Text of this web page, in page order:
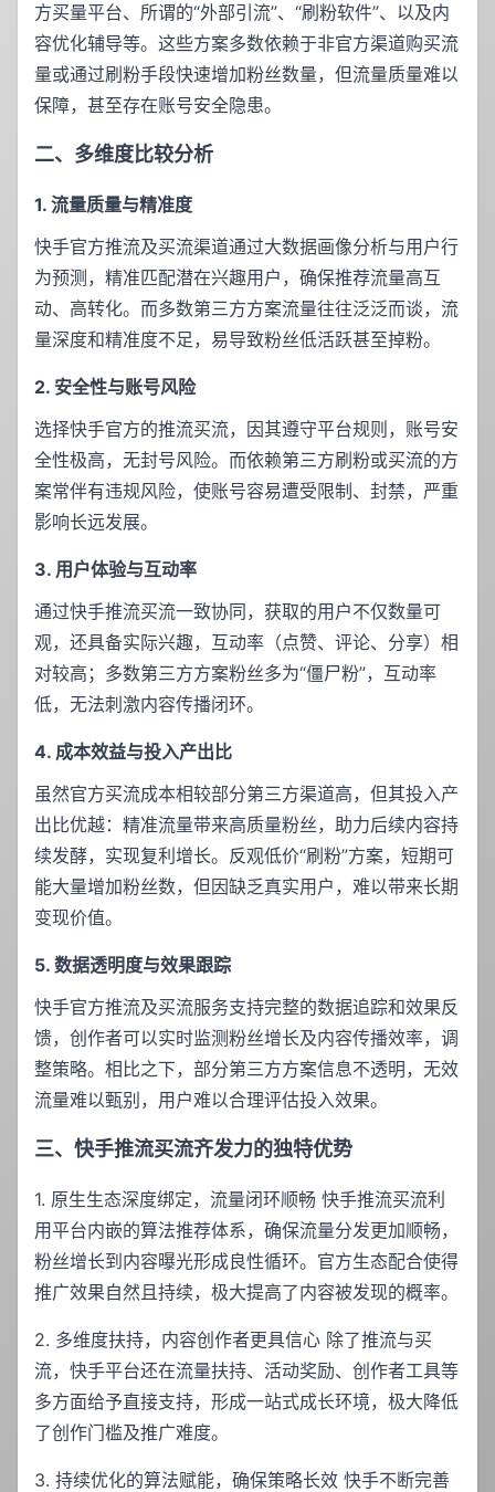
方买量平台、所谓的“外部引流”、“刷粉软件”、以及内
容优化辅导等。这些方案多数依赖于非官方渠道购买流
量或通过刷粉手段快速增加粉丝数量，但流量质量难以
保障，甚至存在账号安全隐患。
二、多维度比较分析
1. 流量质量与精准度
快手官方推流及买流渠道通过大数据画像分析与用户行
为预测，精准匹配潜在兴趣用户，确保推荐流量高互
动、高转化。而多数第三方方案流量往往泛泛而谈，流
量深度和精准度不足，易导致粉丝低活跃甚至掉粉。
2. 安全性与账号风险
选择快手官方的推流买流，因其遵守平台规则，账号安
全性极高，无封号风险。而依赖第三方刷粉或买流的方
案常伴有违规风险，使账号容易遭受限制、封禁，严重
影响长远发展。
3. 用户体验与互动率
通过快手推流买流一致协同，获取的用户不仅数量可
观，还具备实际兴趣，互动率（点赞、评论、分享）相
对较高；多数第三方方案粉丝多为“僵尸粉”，互动率
低，无法刺激内容传播闭环。
4. 成本效益与投入产出比
虽然官方买流成本相较部分第三方渠道高，但其投入产
出比优越：精准流量带来高质量粉丝，助力后续内容持
续发酵，实现复利增长。反观低价“刷粉”方案，短期可
能大量增加粉丝数，但因缺乏真实用户，难以带来长期
变现价值。
5. 数据透明度与效果跟踪
快手官方推流及买流服务支持完整的数据追踪和效果反
馈，创作者可以实时监测粉丝增长及内容传播效率，调
整策略。相比之下，部分第三方方案信息不透明，无效
流量难以甄别，用户难以合理评估投入效果。
三、快手推流买流齐发力的独特优势
1. 原生生态深度绑定，流量闭环顺畅 快手推流买流利
用平台内嵌的算法推荐体系，确保流量分发更加顺畅，
粉丝增长到内容曝光形成良性循环。官方生态配合使得
推广效果自然且持续，极大提高了内容被发现的概率。
2. 多维度扶持，内容创作者更具信心 除了推流与买
流，快手平台还在流量扶持、活动奖励、创作者工具等
多方面给予直接支持，形成一站式成长环境，极大降低
了创作门槛及推广难度。
3. 持续优化的算法赋能，确保策略长效 快手不断完善